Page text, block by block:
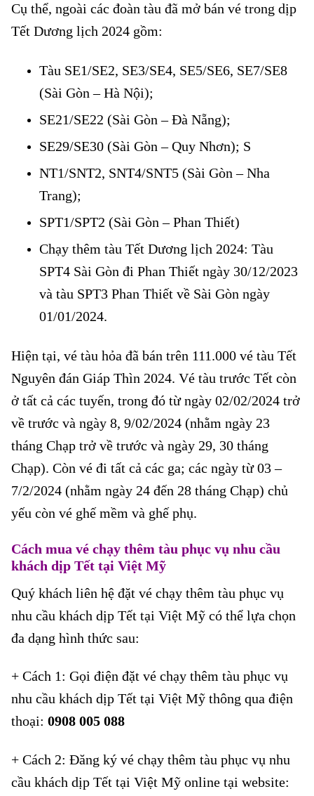
Cụ thể, ngoài các đoàn tàu đã mở bán vé trong dịp
Tết Dương lịch 2024 gồm:
Tàu SE1/SE2, SE3/SE4, SE5/SE6, SE7/SE8
(Sài Gòn – Hà Nội);
SE21/SE22 (Sài Gòn – Đà Nẵng);
SE29/SE30 (Sài Gòn – Quy Nhơn); S
NT1/SNT2, SNT4/SNT5 (Sài Gòn – Nha
Trang);
SPT1/SPT2 (Sài Gòn – Phan Thiết)
Chạy thêm tàu Tết Dương lịch 2024: Tàu
SPT4 Sài Gòn đi Phan Thiết ngày 30/12/2023
và tàu SPT3 Phan Thiết về Sài Gòn ngày
01/01/2024.
Hiện tại, vé tàu hỏa đã bán trên 111.000 vé tàu Tết
Nguyên đán Giáp Thìn 2024. Vé tàu trước Tết còn
ở tất cả các tuyến, trong đó từ ngày 02/02/2024 trở
về trước và ngày 8, 9/02/2024 (nhằm ngày 23
tháng Chạp trở về trước và ngày 29, 30 tháng
Chạp). Còn vé đi tất cả các ga; các ngày từ 03 –
7/2/2024 (nhằm ngày 24 đến 28 tháng Chạp) chủ
yếu còn vé ghế mềm và ghế phụ.
Cách mua vé chạy thêm tàu phục vụ nhu cầu
khách dịp Tết tại Việt Mỹ
Quý khách liên hệ đặt vé chạy thêm tàu phục vụ
nhu cầu khách dịp Tết tại Việt Mỹ có thể lựa chọn
đa dạng hình thức sau:
+ Cách 1: Gọi điện đặt vé chạy thêm tàu phục vụ
nhu cầu khách dịp Tết tại Việt Mỹ thông qua điện
thoại: 0908 005 088
+ Cách 2: Đăng ký vé chạy thêm tàu phục vụ nhu
cầu khách dịp Tết tại Việt Mỹ online tại website: